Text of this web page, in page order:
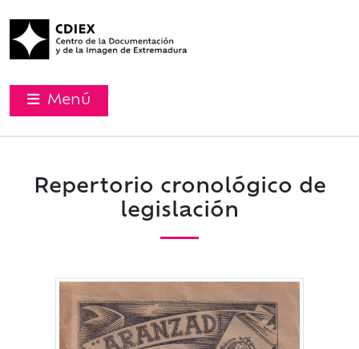
Menú
Repertorio cronológico de
legislación